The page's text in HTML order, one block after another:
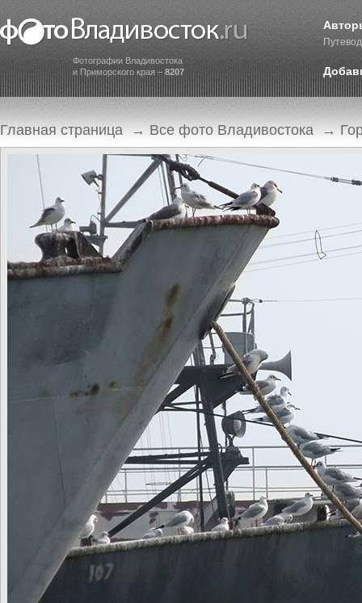
Фотографии Владивостока
и Приморского края – 8207
Главная страница → Все фото Владивостока →